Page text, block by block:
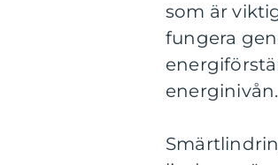
som är
fungera
energinivån.